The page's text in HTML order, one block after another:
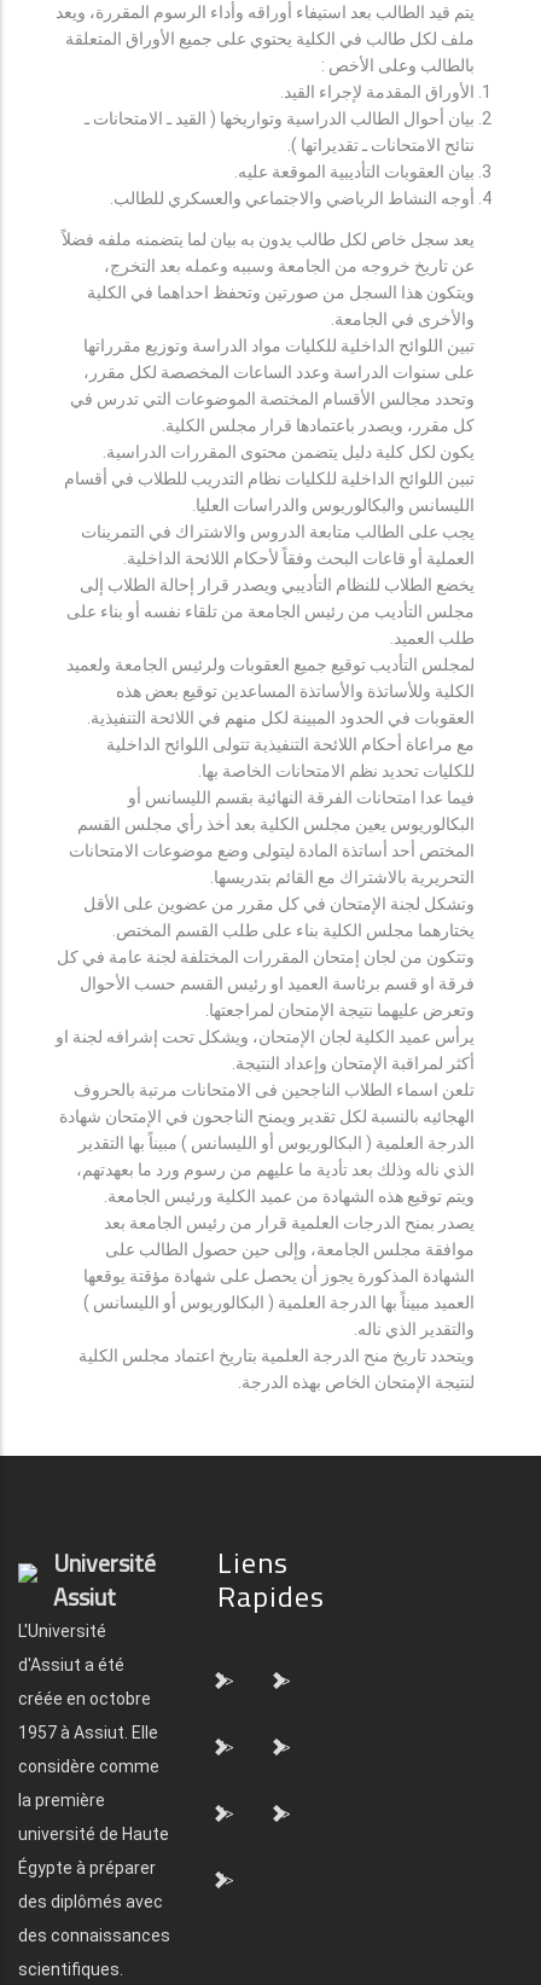
يتم قيد الطالب بعد استيفاء أوراقه وأداء الرسوم المقررة، ويعد
ملف لكل طالب في الكلية يحتوي على جميع الأوراق المتعلقة
بالطالب وعلى الأخص :
الأوراق المقدمة لإجراء القيد.
بيان أحوال الطالب الدراسية وتواريخها ( القيد ـ الامتحانات ـ
نتائح الامتحانات ـ تقديراتها ).
بيان العقوبات التأديبية الموقعة عليه.
أوجه النشاط الرياضي والاجتماعي والعسكري للطالب.
يعد سجل خاص لكل طالب يدون به بيان لما يتضمنه ملفه فضلاً
عن تاريخ خروجه من الجامعة وسببه وعمله بعد التخرج،
ويتكون هذا السجل من صورتين وتحفظ احداهما في الكلية
والأخرى في الجامعة.
تبين اللوائح الداخلية للكليات مواد الدراسة وتوزيع مقرراتها
على سنوات الدراسة وعدد الساعات المخصصة لكل مقرر،
وتحدد مجالس الأقسام المختصة الموضوعات التي تدرس في
كل مقرر، ويصدر باعتمادها قرار مجلس الكلية.
يكون لكل كلية دليل يتضمن محتوى المقررات الدراسية.
تبين اللوائح الداخلية للكليات نظام التدريب للطلاب في أقسام
الليسانس والبكالوريوس والدراسات العليا.
يجب على الطالب متابعة الدروس والاشتراك في التمرينات
العملية أو قاعات البحث وفقاً لأحكام اللائحة الداخلية.
يخضع الطلاب للنظام التأديبي ويصدر قرار إحالة الطلاب إلى
مجلس التأديب من رئيس الجامعة من تلقاء نفسه أو بناء على
طلب العميد.
لمجلس التأديب توقيع جميع العقوبات ولرئيس الجامعة ولعميد
الكلية وللأساتذة والأساتذة المساعدين توقيع بعض هذه
العقوبات في الحدود المبينة لكل منهم في اللائحة التنفيذية.
مع مراعاة أحكام اللائحة التنفيذية تتولى اللوائح الداخلية
للكليات تحديد نظم الامتحانات الخاصة بها.
فيما عدا امتحانات الفرقة النهائية بقسم الليسانس أو
البكالوريوس يعين مجلس الكلية بعد أخذ رأي مجلس القسم
المختص أحد أساتذة المادة ليتولى وضع موضوعات الامتحانات
التحريرية بالاشتراك مع القائم بتدريسها.
وتشكل لجنة الإمتحان في كل مقرر من عضوين على الأقل
يختارهما مجلس الكلية بناء على طلب القسم المختص.
وتتكون من لجان إمتحان المقررات المختلفة لجنة عامة في كل
فرقة او قسم برئاسة العميد او رئيس القسم حسب الأحوال
وتعرض عليهما نتيجة الإمتحان لمراجعتها.
يرأس عميد الكلية لجان الإمتحان، ويشكل تحت إشرافه لجنة او
أكثر لمراقبة الإمتحان وإعداد النتيجة.
تلعن اسماء الطلاب الناجحين فى الامتحانات مرتبة بالحروف
الهجائيه بالنسبة لكل تقدير ويمنح الناجحون في الإمتحان شهادة
الدرجة العلمية ( البكالوريوس أو الليسانس ) مبيناً بها التقدير
الذي ناله وذلك بعد تأدية ما عليهم من رسوم ورد ما بعهدتهم،
ويتم توقيع هذه الشهادة من عميد الكلية ورئيس الجامعة.
يصدر بمنح الدرجات العلمية قرار من رئيس الجامعة بعد
موافقة مجلس الجامعة، وإلى حين حصول الطالب على
الشهادة المذكورة يجوز أن يحصل على شهادة مؤقتة يوقعها
العميد مبيناً بها الدرجة العلمية ( البكالوريوس أو الليسانس )
والتقدير الذي ناله.
ويتحدد تاريخ منح الدرجة العلمية بتاريخ اعتماد مجلس الكلية
لنتيجة الإمتحان الخاص بهذه الدرجة.
Université
Assiut
L'Université
d'Assiut a été
créée en octobre
1957 à Assiut. Elle
considère comme
la première
université de Haute
Égypte à préparer
des diplômés avec
des connaissances
scientifiques.
Liens
Rapides
"> ">
"> ">
"> ">
">